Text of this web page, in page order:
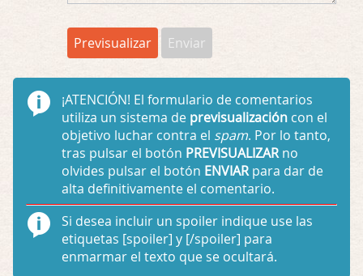
¡ATENCIÓN! El formulario de comentarios
utiliza un sistema de previsualizacióncon el
objetivo luchar contra el spam. Por lo tanto,
tras pulsar el botón PREVISUALIZARno
olvides pulsar el botón ENVIARpara dar de
alta definitivamente el comentario.
Si desea incluir un spoiler indique use las
etiquetas [spoiler] y [/spoiler] para
enmarmar el texto que se ocultará.